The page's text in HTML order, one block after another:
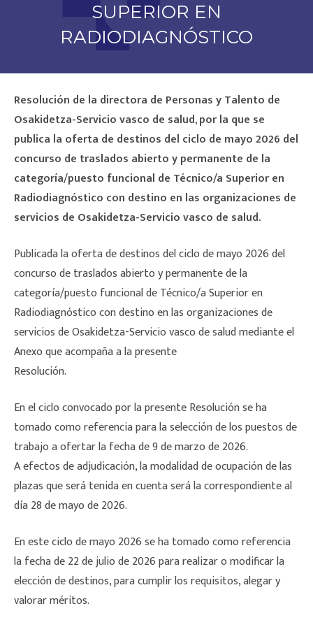
SUPERIOR EN
RADIODIAGNÓSTICO
Resolución de la directora de Personas y Talento de
Osakidetza-Servicio vasco de salud, por la que se
publica la oferta de destinos del ciclo de mayo 2026 del
concurso de traslados abierto y permanente de la
categoría/puesto funcional de Técnico/a Superior en
Radiodiagnóstico con destino en las organizaciones de
servicios de Osakidetza-Servicio vasco de salud.
Publicada la oferta de destinos del ciclo de mayo 2026 del
concurso de traslados abierto y permanente de la
categoría/puesto funcional de Técnico/a Superior en
Radiodiagnóstico con destino en las organizaciones de
servicios de Osakidetza-Servicio vasco de salud mediante el
Anexo que acompaña a la presente
Resolución.
En el ciclo convocado por la presente Resolución se ha
tomado como referencia para la selección de los puestos de
trabajo a ofertar la fecha de 9 de marzo de 2026.
A efectos de adjudicación, la modalidad de ocupación de las
plazas que será tenida en cuenta será la correspondiente al
día 28 de mayo de 2026.
En este ciclo de mayo 2026 se ha tomado como referencia
la fecha de 22 de julio de 2026 para realizar o modificar la
elección de destinos, para cumplir los requisitos, alegar y
valorar méritos.